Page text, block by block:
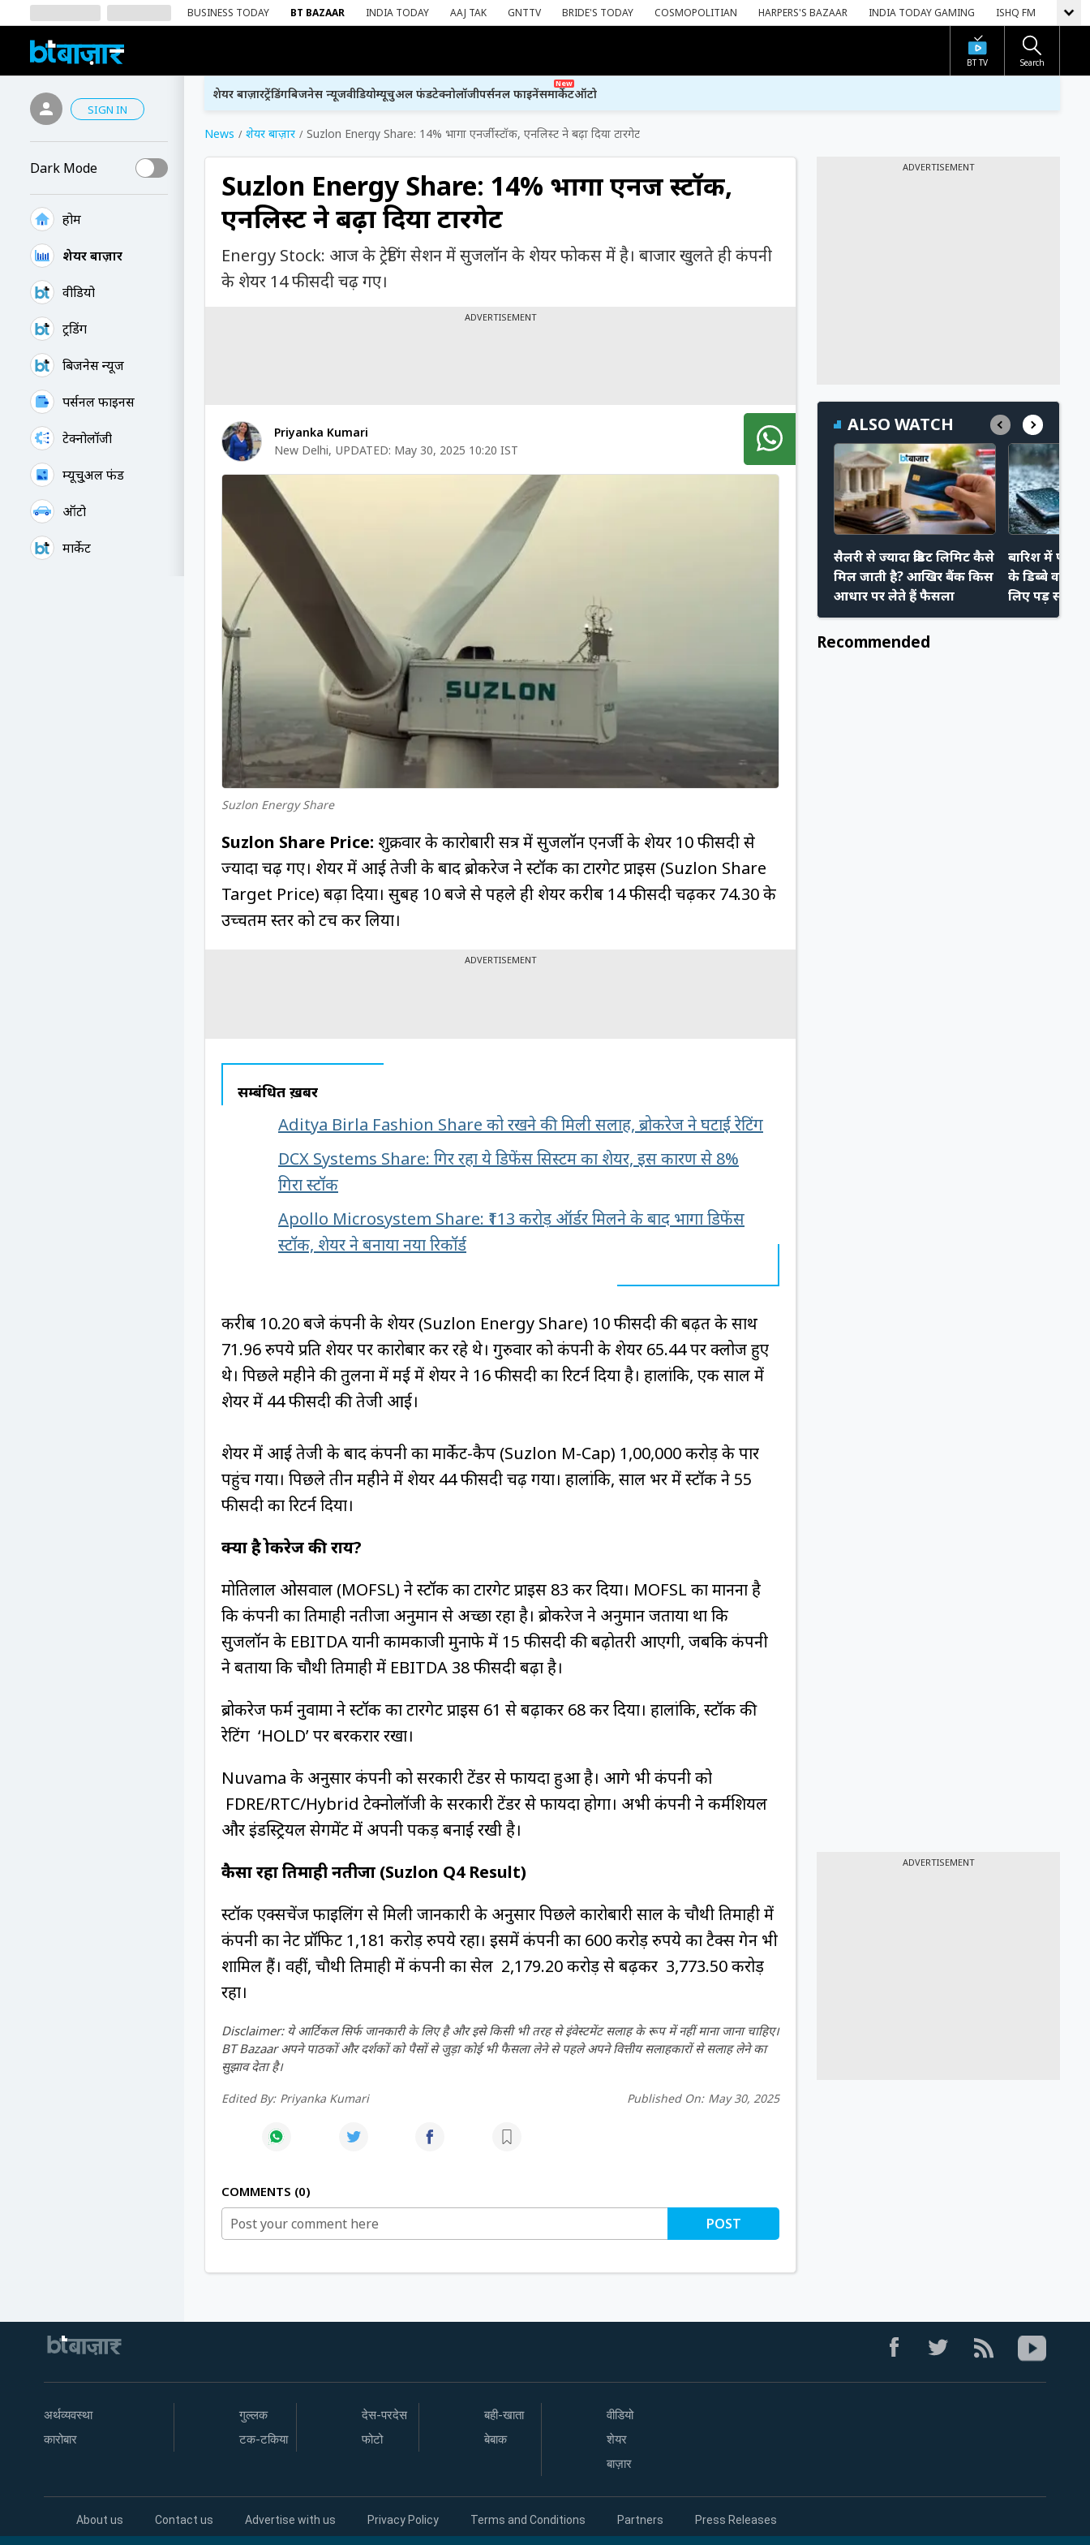
BUSINESS TODAY BT BAZAAR INDIA TODAY AAJ TAK GNTTV BRIDE'S TODAY COSMOPOLITIAN HARPERS'S BAZAAR INDIA TODAY GAMING ISHQ FM
BT TV Search
SIGN IN
Dark Mode
होम
शेयर बाज़ार
वीडियो
ट्रेंडिंग
बिजनेस न्यूज
पर्सनल फाइनेंस
टेक्नोलॉजी
म्यूचु्अल फंड
ऑटो
मार्केट
शेयर बाज़ारट्रेंडिंगबिजनेस न्यूजवीडियोम्यूचुअल फंडटेक्नोलॉजीपर्सनल फाइनेंस
New
मार्केटऑटो
News शेयर बाज़ार Suzlon Energy Share: 14% भागा एनर्जी स्टॉक, एनलिस्ट ने बढ़ा दिया टारगेट
Suzlon Energy Share: 14% भागा एनर्जी स्टॉक,
एनलिस्ट ने बढ़ा दिया टारगेट
Energy Stock: आज के ट्रेडिंग सेशन में सुजलॉन के शेयर फोकस में है। बाजार खुलते ही कंपनी
के शेयर 14 फीसदी चढ़ गए।
ADVERTISEMENT
Priyanka Kumari
New Delhi, UPDATED: May 30, 2025 10:20 IST
Suzlon Energy Share
Suzlon Share Price: शुक्रवार के कारोबारी सत्र में सुजलॉन एनर्जी के शेयर 10 फीसदी से
ज्यादा चढ़ गए। शेयर में आई तेजी के बाद ब्रोकरेज ने स्टॉक का टारगेट प्राइस (Suzlon Share
Target Price) बढ़ा दिया। सुबह 10 बजे से पहले ही शेयर करीब 14 फीसदी चढ़कर ₹74.30 के
उच्चतम स्तर को टच कर लिया।
ADVERTISEMENT
सम्बंधित ख़बरें
Aditya Birla Fashion Share को रखने की मिली सलाह, ब्रोकरेज ने घटाई रेटिंग
DCX Systems Share: गिर रहा ये डिफेंस सिस्टम का शेयर, इस कारण से 8%
गिरा स्टॉक
Apollo Microsystem Share: ₹113 करोड़ ऑर्डर मिलने के बाद भागा डिफेंस
स्टॉक, शेयर ने बनाया नया रिकॉर्ड
करीब 10.20 बजे कंपनी के शेयर (Suzlon Energy Share) 10 फीसदी की बढ़त के साथ
71.96 रुपये प्रति शेयर पर कारोबार कर रहे थे। गुरुवार को कंपनी के शेयर ₹65.44 पर क्लोज हुए
थे। पिछले महीने की तुलना में मई में शेयर ने 16 फीसदी का रिटर्न दिया है। हालांकि, एक साल में
शेयर में 44 फीसदी की तेजी आई।
शेयर में आई तेजी के बाद कंपनी का मार्केट-कैप (Suzlon M-Cap) ₹1,00,000 करोड़ के पार
पहुंच गया। पिछले तीन महीने में शेयर 44 फीसदी चढ़ गया। हालांकि, साल भर में स्टॉक ने 55
फीसदी का रिटर्न दिया।
क्या है ब्रोकरेज की राय?
मोतिलाल ओसवाल (MOFSL) ने स्टॉक का टारगेट प्राइस ₹83 कर दिया। MOFSL का मानना है
कि कंपनी का तिमाही नतीजा अनुमान से अच्छा रहा है। ब्रोकरेज ने अनुमान जताया था कि
सुजलॉन के EBITDA यानी कामकाजी मुनाफे में 15 फीसदी की बढ़ोतरी आएगी, जबकि कंपनी
ने बताया कि चौथी तिमाही में EBITDA 38 फीसदी बढ़ा है।
ब्रोकरेज फर्म नुवामा ने स्टॉक का टारगेट प्राइस ₹61 से बढ़ाकर ₹68 कर दिया। हालांकि, स्टॉक की
रेटिंग ‘HOLD’ पर बरकरार रखा।
Nuvama के अनुसार कंपनी को सरकारी टेंडर से फायदा हुआ है। आगे भी कंपनी को
FDRE/RTC/Hybrid टेक्नोलॉजी के सरकारी टेंडर से फायदा होगा। अभी कंपनी ने कर्मशियल
और इंडस्ट्रियल सेगमेंट में अपनी पकड़ बनाई रखी है।
कैसा रहा तिमाही नतीजा (Suzlon Q4 Result)
स्टॉक एक्सचेंज फाइलिंग से मिली जानकारी के अनुसार पिछले कारोबारी साल के चौथी तिमाही में
कंपनी का नेट प्रॉफिट 1,181 करोड़ रुपये रहा। इसमें कंपनी का 600 करोड़ रुपये का टैक्स गेन भी
शामिल हैं। वहीं, चौथी तिमाही में कंपनी का सेल ₹ 2,179.20 करोड़ से बढ़कर ₹ 3,773.50 करोड़
रहा।
Disclaimer: ये आर्टिकल सिर्फ जानकारी के लिए है और इसे किसी भी तरह से इंवेस्टमेंट सलाह के रूप में नहीं माना जाना चाहिए।
BT Bazaar अपने पाठकों और दर्शकों को पैसों से जुड़ा कोई भी फैसला लेने से पहले अपने वित्तीय सलाहकारों से सलाह लेने का
सुझाव देता है।
Edited By: Priyanka Kumari Published On: May 30, 2025
COMMENTS 0
POST
ADVERTISEMENT
ALSO WATCH
सैलरी से ज्यादा क्रेडिट लिमिट कैसे
मिल जाती है? आखिर बैंक किस
आधार पर लेते हैं फैसला
बारिश में फोन
के डिब्बे वाला
लिए पड़ सकता
ये सही तरीका
Recommended
ADVERTISEMENT
अर्थव्यवस्था
कारोबार
गुल्लक
टक-टकिया
देस-परदेस
फोटो
बही-खाता
बेबाक
वीडियो
शेयर
बाज़ार
About us Contact us Advertise with us Privacy Policy Terms and Conditions Partners Press Releases